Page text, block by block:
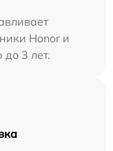
Honor и
до 3 лет.